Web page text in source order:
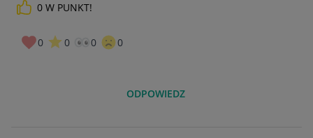
0 W PUNKT!
0 0 0 0
ODPOWIEDZ